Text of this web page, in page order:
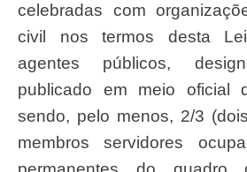
celebradas com
civil nos termos desta
agentes públicos,
publicado em meio oficial
sendo, pelo menos, 2/3
membros servidores